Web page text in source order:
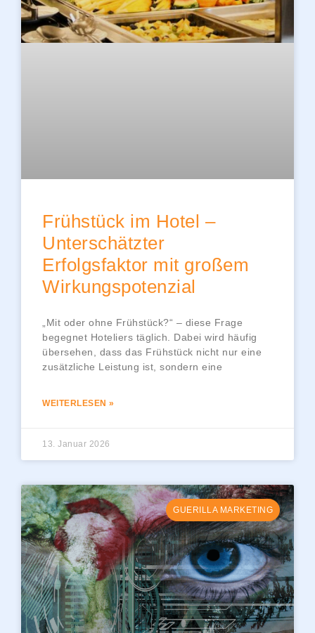
Frühstück im Hotel –
Unterschätzter
Erfolgsfaktor mit großem
Wirkungspotenzial
„Mit oder ohne Frühstück?“ – diese Frage
begegnet Hoteliers täglich. Dabei wird häufig
übersehen, dass das Frühstück nicht nur eine
zusätzliche Leistung ist, sondern eine
WEITERLESEN »
13. Januar 2026
GUERILLA MARKETING